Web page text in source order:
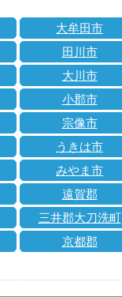
大牟田市
田川市
大川市
小郡市
宗像市
うきは市
みやま市
遠賀郡
三井郡大刀洗町
京都郡